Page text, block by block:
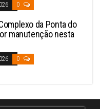
0
da Ponta do
manutenção nesta
0